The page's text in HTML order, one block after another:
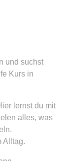
und suchst
Kurs in
lernst du mit
alles, was
Alltag.